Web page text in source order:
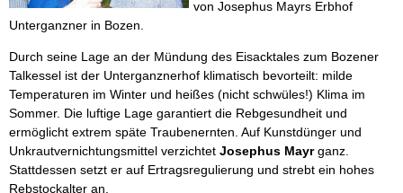
von Josephus Mayrs Erbhof
Unterganzner in Bozen.
Durch seine Lage an der Mündung des Eisacktales zum Bozener
Talkessel ist der Unterganznerhof klimatisch bevorteilt: milde
Temperaturen im Winter und heißes (nicht schwüles!) Klima im
Sommer. Die luftige Lage garantiert die Rebgesundheit und
ermöglicht extrem späte Traubenernten. Auf Kunstdünger und
Unkrautvernichtungsmittel verzichtet Josephus Mayrganz.
Stattdessen setzt er auf Ertragsregulierung und strebt ein hohes
Rebstockalter an.